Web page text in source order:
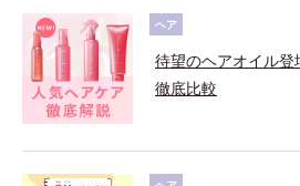
ヘア
待望のヘアオイル
徹底比較